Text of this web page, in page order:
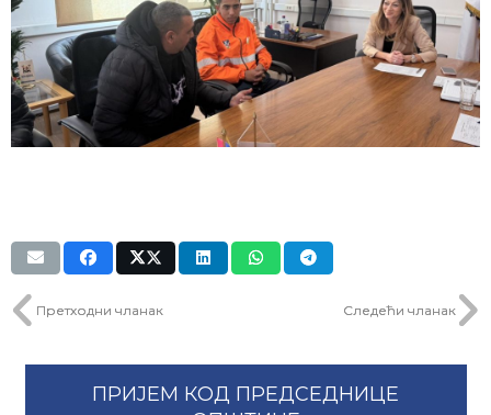
Претходни чланак Следећи чланак
ПРИЈЕМ КОД ПРЕДСЕДНИЦЕ